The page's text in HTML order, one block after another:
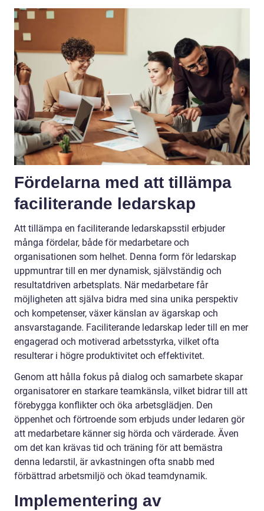
Fördelarna med att tillämpa
faciliterande ledarskap
Att tillämpa en faciliterande ledarskapsstil erbjuder
många fördelar, både för medarbetare och
organisationen som helhet. Denna form för ledarskap
uppmuntrar till en mer dynamisk, självständig och
resultatdriven arbetsplats. När medarbetare får
möjligheten att själva bidra med sina unika perspektiv
och kompetenser, växer känslan av ägarskap och
ansvarstagande. Faciliterande ledarskap leder till en mer
engagerad och motiverad arbetsstyrka, vilket ofta
resulterar i högre produktivitet och effektivitet.
Genom att hålla fokus på dialog och samarbete skapar
organisatorer en starkare teamkänsla, vilket bidrar till att
förebygga konflikter och öka arbetsglädjen. Den
öppenhet och förtroende som erbjuds under ledaren gör
att medarbetare känner sig hörda och värderade. Även
om det kan krävas tid och träning för att bemästra
denna ledarstil, är avkastningen ofta snabb med
förbättrad arbetsmiljö och ökad teamdynamik.
Implementering av